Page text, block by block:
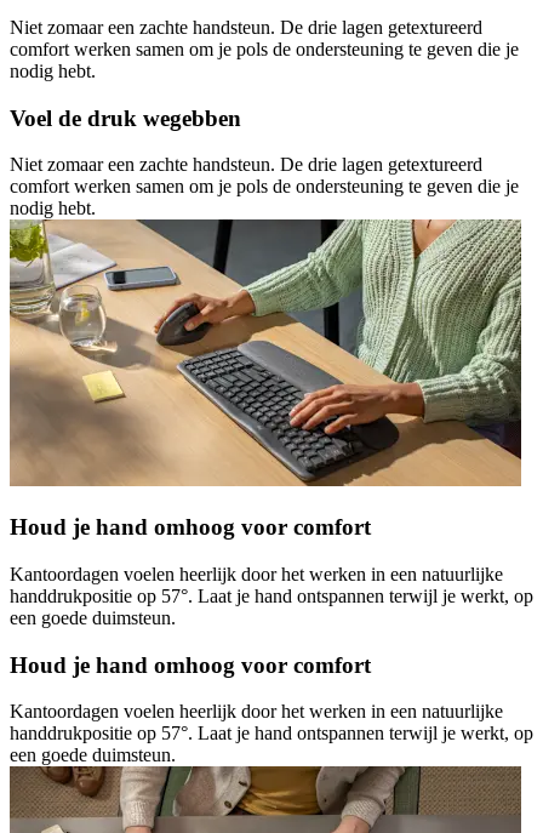
Niet zomaar een zachte handsteun. De drie lagen getextureerd
comfort werken samen om je pols de ondersteuning te geven die je
nodig hebt.
Voel de druk wegebben
Niet zomaar een zachte handsteun. De drie lagen getextureerd
comfort werken samen om je pols de ondersteuning te geven die je
nodig hebt.
Houd je hand omhoog voor comfort
Kantoordagen voelen heerlijk door het werken in een natuurlijke
handdrukpositie op 57°. Laat je hand ontspannen terwijl je werkt, op
een goede duimsteun.
Houd je hand omhoog voor comfort
Kantoordagen voelen heerlijk door het werken in een natuurlijke
handdrukpositie op 57°. Laat je hand ontspannen terwijl je werkt, op
een goede duimsteun.